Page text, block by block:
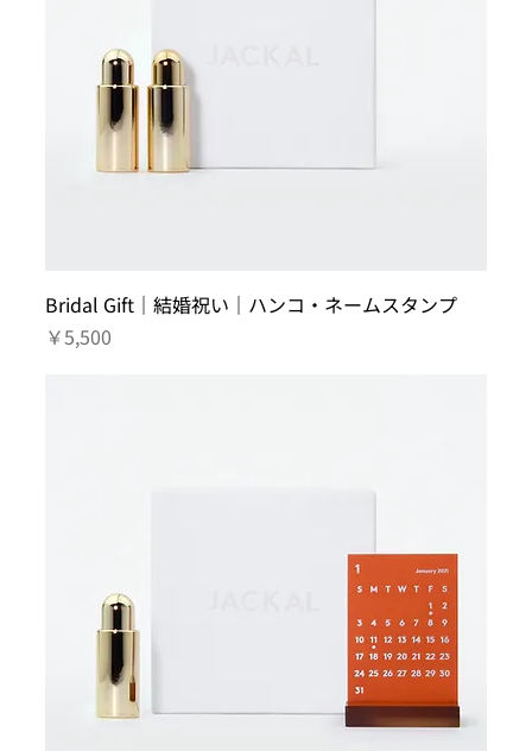
Bridal Gift｜結婚祝い｜ハンコ・ネームスタンプ
価格
￥5,500